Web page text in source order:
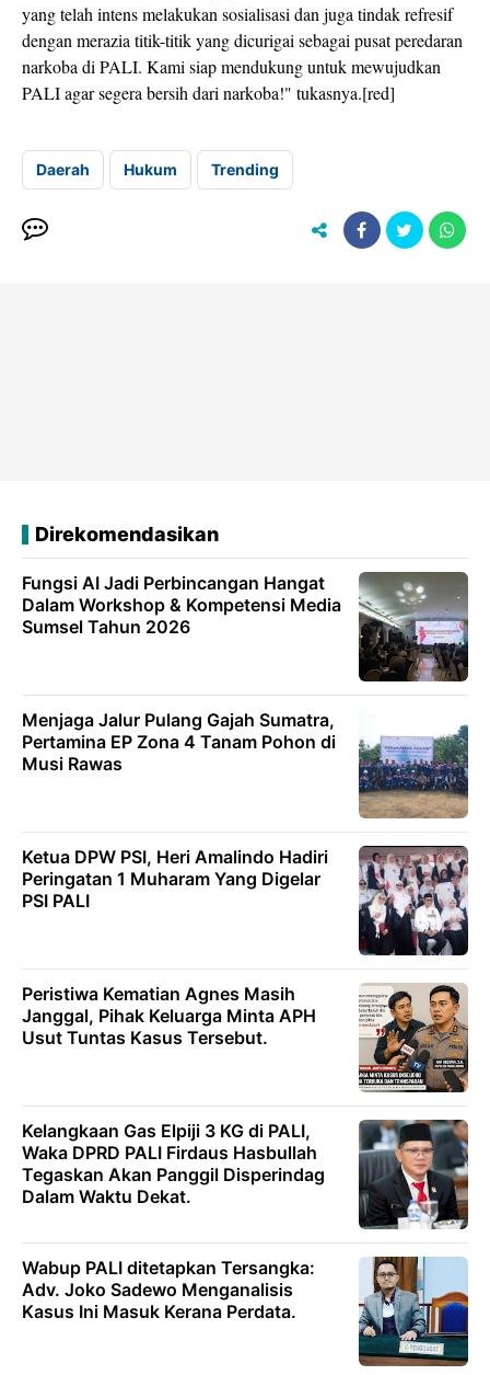
yang telah intens melakukan sosialisasi dan juga tindak refresif
dengan merazia titik-titik yang dicurigai sebagai pusat peredaran
narkoba di PALI. Kami siap mendukung untuk mewujudkan
PALI agar segera bersih dari narkoba!" tukasnya.[red]
Daerah Hukum Trending
Direkomendasikan
Fungsi AI Jadi Perbincangan Hangat
Dalam Workshop & Kompetensi Media
Sumsel Tahun 2026
Menjaga Jalur Pulang Gajah Sumatra,
Pertamina EP Zona 4 Tanam Pohon di
Musi Rawas
Ketua DPW PSI, Heri Amalindo Hadiri
Peringatan 1 Muharam Yang Digelar
PSI PALI
Peristiwa Kematian Agnes Masih
Janggal, Pihak Keluarga Minta APH
Usut Tuntas Kasus Tersebut.
Kelangkaan Gas Elpiji 3 KG di PALI,
Waka DPRD PALI Firdaus Hasbullah
Tegaskan Akan Panggil Disperindag
Dalam Waktu Dekat.
Wabup PALI ditetapkan Tersangka:
Adv. Joko Sadewo Menganalisis
Kasus Ini Masuk Kerana Perdata.